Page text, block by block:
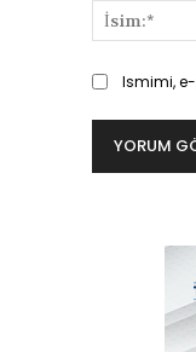
Ismimi,